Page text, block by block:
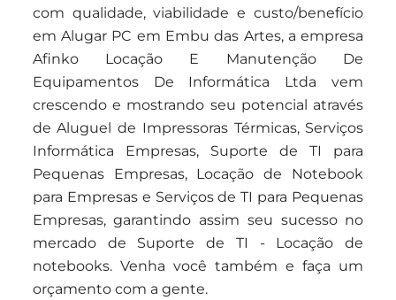
com qualidade, viabilidade e custo/benefício
em Alugar PC em Embu das Artes, a empresa
Afinko Locação E Manutenção De
Equipamentos De Informática Ltda vem
crescendo e mostrando seu potencial através
de Aluguel de Impressoras Térmicas, Serviços
Informática Empresas, Suporte de TI para
Pequenas Empresas, Locação de Notebook
para Empresas e Serviços de TI para Pequenas
Empresas, garantindo assim seu sucesso no
mercado de Suporte de TI - Locação de
notebooks. Venha você também e faça um
orçamento com a gente.